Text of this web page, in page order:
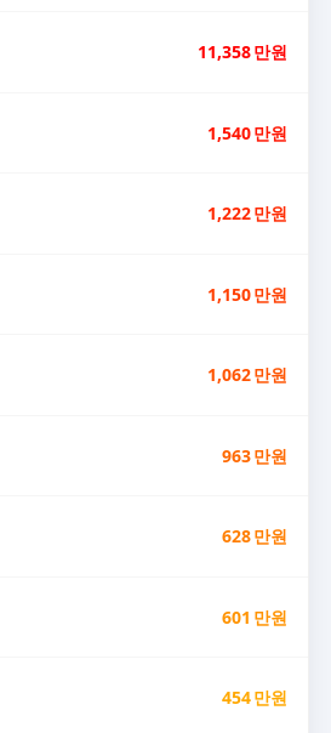
11,358만원
1,540만원
1,222만원
1,150만원
1,062만원
963만원
628만원
601 만원
454만원